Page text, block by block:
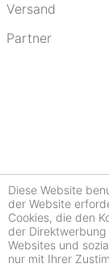
Versand
Partner
Diese Website
der Website
Cookies, die den
der
Websites und
nur mit Ihrer